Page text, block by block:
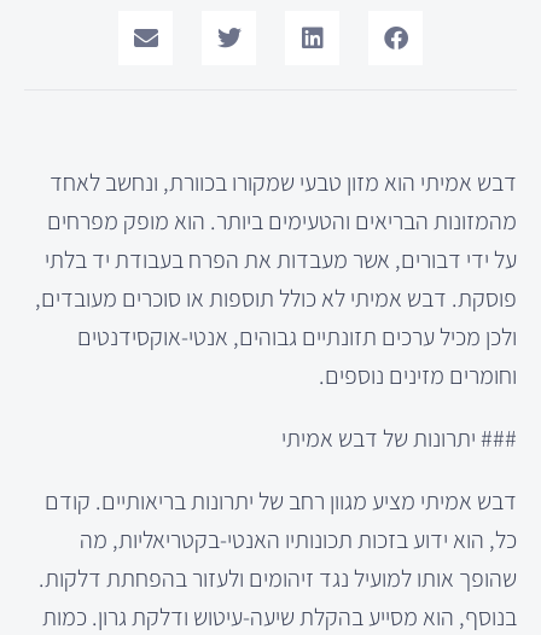
דבש אמיתי הוא מזון טבעי שמקורו בכוורת, ונחשב לאחד
מהמזונות הבריאים והטעימים ביותר. הוא מופק מפרחים
על ידי דבורים, אשר מעבדות את הפרח בעבודת יד בלתי
פוסקת. דבש אמיתי לא כולל תוספות או סוכרים מעובדים,
ולכן מכיל ערכים תזונתיים גבוהים, אנטי-אוקסידנטים
וחומרים מזינים נוספים.
### יתרונות של דבש אמיתי
דבש אמיתי מציע מגוון רחב של יתרונות בריאותיים. קודם
כל, הוא ידוע בזכות תכונותיו האנטי-בקטריאליות, מה
שהופך אותו למועיל נגד זיהומים ולעזור בהפחתת דלקות.
בנוסף, הוא מסייע בהקלת שיעה-עיטוש ודלקת גרון. כמות